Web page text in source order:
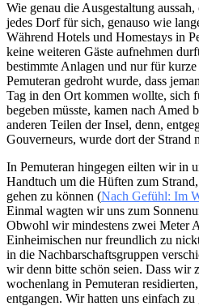
Wie genau die Ausgestaltung
jedes Dorf für sich, genauso wie
Während Hotels und Homestays in
keine weiteren Gäste aufnehmen
bestimmte Anlagen und nur für
Pemuteran gedroht wurde, dass
Tag in den Ort kommen wollte, sich
begeben müsste, kamen nach Amed
anderen Teilen der Insel, denn,
Gouverneurs, wurde dort der Strand
In Pemuteran hingegen eilten wir in
Handtuch um die Hüften zum
gehen zu können (Nach Gefühl: Im
Einmal wagten wir uns zum
Obwohl wir mindestens zwei Meter
Einheimischen nur freundlich zu
in die Nachbarschaftsgruppen
wir denn bitte schön seien. Dass wir
wochenlang in Pemuteran
entgangen. Wir hatten uns einfach